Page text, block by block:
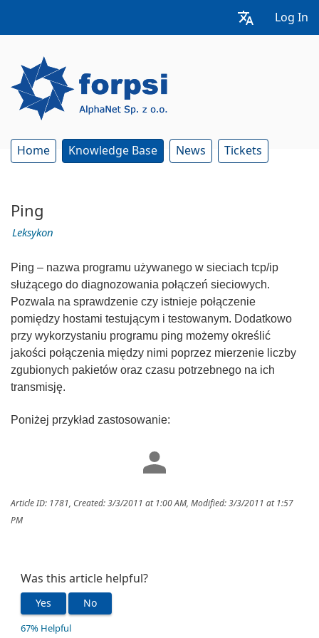
Log In
Home Knowledge Base News Tickets
Ping
Leksykon
Ping – nazwa programu używanego w sieciach tcp/ip
służącego do diagnozowania połączeń sieciowych.
Pozwala na sprawdzenie czy istnieje połączenie
pomiędzy hostami testującym i testowanym. Dodatkowo
przy wykorzystaniu programu ping możemy określić
jakości połączenia między nimi poprzez mierzenie liczby
zgubionych pakietów oraz czasu potrzebnego na ich
transmisję.
Poniżej przykład zastosowanie:
Article ID: 1781, Created: 3/3/2011 at 1:00 AM, Modified: 3/3/2011 at 1:57
PM
Was this article helpful?
Yes No
67% Helpful